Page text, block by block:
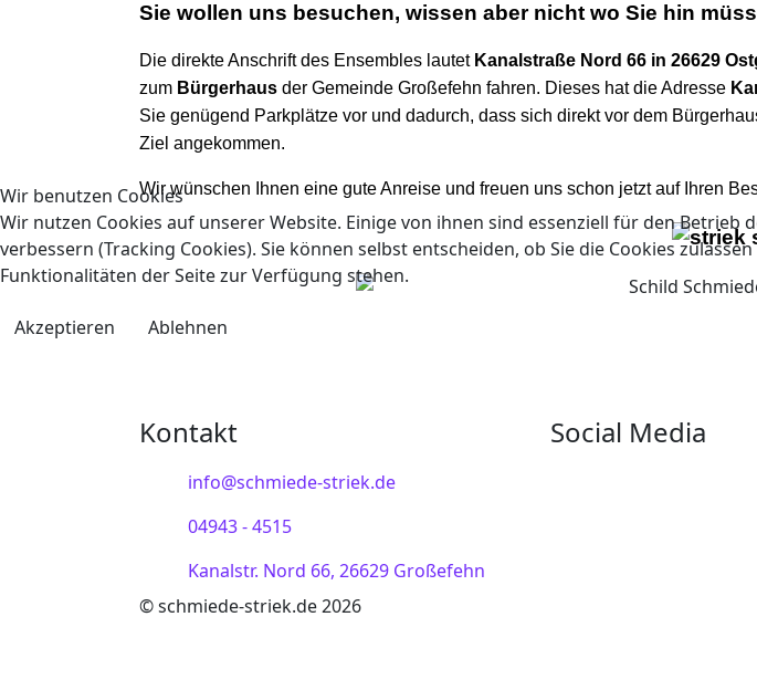
Sie wollen uns besuchen, wissen aber nicht wo Sie hin
Die direkte Anschrift des Ensembles lautet Kanalstraße Nord 66 in 26629
zum Bürgerhaus der Gemeinde Großefehn fahren. Dieses hat die Adresse
Sie genügend Parkplätze vor und dadurch, dass sich direkt vor dem
Ziel angekommen.
Wir wünschen Ihnen eine gute Anreise und freuen uns schon jetzt auf Ihren
Kontakt
info@schmiede-striek.de
04943 - 4515
Kanalstr. Nord 66, 26629 Großefehn
Social Media
© schmiede-striek.de 2026
Wir benutzen Cookies
Wir nutzen Cookies auf unserer Website. Einige von ihnen sind essenziell für den
verbessern (Tracking Cookies). Sie können selbst entscheiden, ob Sie die Cookies
Funktionalitäten der Seite zur Verfügung stehen.
Akzeptieren Ablehnen